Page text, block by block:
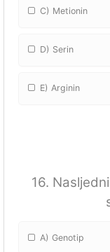
C) Metionin
D) Serin
E) Arginin
16.
A) Genotip